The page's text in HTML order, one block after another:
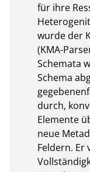
für ihre
wurde der
(KMA-
Schemata
Schema
durch,
Elemente
neue
Feldern. Er